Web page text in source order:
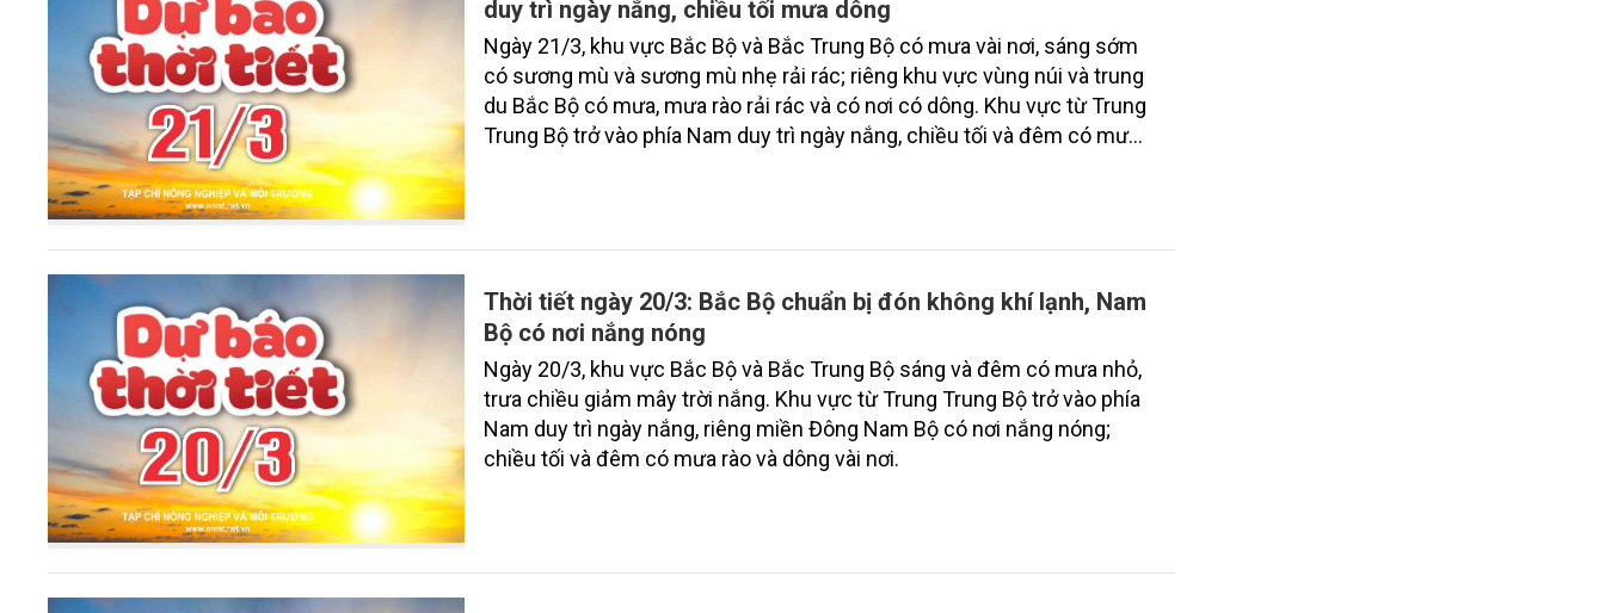
duy trì ngày nắng, chiều tối mưa dông
Ngày 21/3, khu vực Bắc Bộ và Bắc Trung Bộ có mưa vài nơi, sáng sớm
có sương mù và sương mù nhẹ rải rác; riêng khu vực vùng núi và trung
du Bắc Bộ có mưa, mưa rào rải rác và có nơi có dông. Khu vực từ Trung
Trung Bộ trở vào phía Nam duy trì ngày nắng, chiều tối và đêm có mưa
Thời tiết ngày 20/3: Bắc Bộ chuẩn bị đón không khí lạnh, Nam
Bộ có nơi nắng nóng
Ngày 20/3, khu vực Bắc Bộ và Bắc Trung Bộ sáng và đêm có mưa nhỏ,
trưa chiều giảm mây trời nắng. Khu vực từ Trung Trung Bộ trở vào phía
Nam duy trì ngày nắng, riêng miền Đông Nam Bộ có nơi nắng nóng;
chiều tối và đêm có mưa rào và dông vài nơi.